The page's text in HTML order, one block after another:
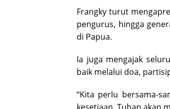
Frangky turut
pengurus, hingga
di Papua.
Ia juga mengajak
baik melalui doa,
“Kita perlu bersama-
kesetiaan, Tuhan akan